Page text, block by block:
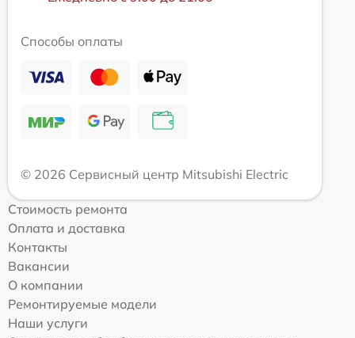
Способы оплаты
© 2026 Сервисный центр Mitsubishi Electric
Стоимость ремонта
Оплата и доставка
Контакты
Вакансии
О компании
Ремонтируемые модели
Наши услуги